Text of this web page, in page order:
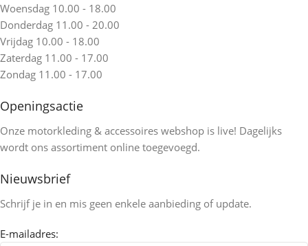
Woensdag 10.00 - 18.00
Donderdag 11.00 - 20.00
Vrijdag 10.00 - 18.00
Zaterdag 11.00 - 17.00
Zondag 11.00 - 17.00
Openingsactie
Onze motorkleding & accessoires webshop is live! Dagelijks
wordt ons assortiment online toegevoegd.
Nieuwsbrief
Schrijf je in en mis geen enkele aanbieding of update.
E-mailadres: